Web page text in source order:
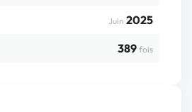
Juin 2025
389 fois